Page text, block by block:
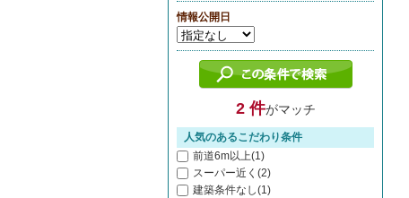
情報公開日
2 件がマッチ
人気のあるこだわり条件
前道6m以上(1)
スーパー近く(2)
建築条件なし(1)